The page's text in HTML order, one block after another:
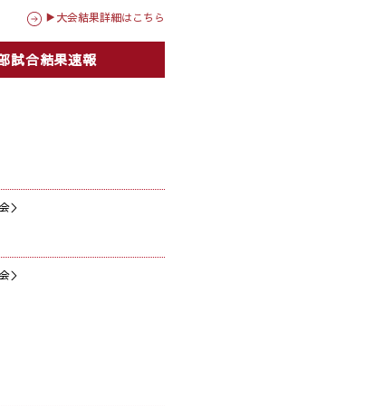
▶大会結果詳細はこちら
試合結果速報
＞
＞